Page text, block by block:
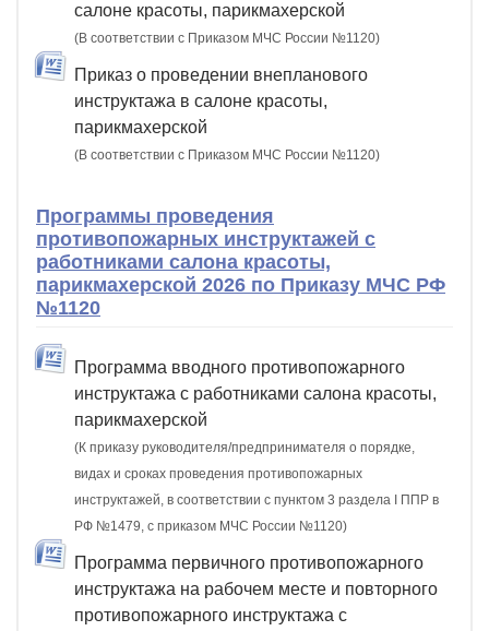
салоне красоты, парикмахерской
(В соответствии с Приказом МЧС России №1120)
Приказ о проведении внепланового
инструктажа в салоне красоты,
парикмахерской
(В соответствии с Приказом МЧС России №1120)
Программы проведения
противопожарных инструктажей с
работниками салона красоты,
парикмахерской 2026 по Приказу МЧС РФ
№1120
Программа вводного противопожарного
инструктажа с работниками салона красоты,
парикмахерской
(К приказу руководителя/предпринимателя о порядке,
видах и сроках проведения противопожарных
инструктажей, в соответствии с пунктом 3 раздела I ППР в
РФ №1479, с приказом МЧС России №1120)
Программа первичного противопожарного
инструктажа на рабочем месте и повторного
противопожарного инструктажа с